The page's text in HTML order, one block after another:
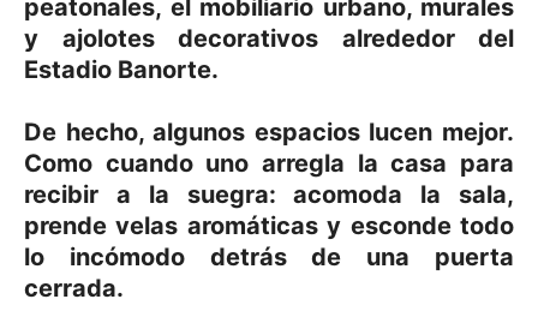
peatonales, el mobiliario urbano, murales
y ajolotes decorativos alrededor del
Estadio Banorte.
De hecho, algunos espacios lucen mejor.
Como cuando uno arregla la casa para
recibir a la suegra: acomoda la sala,
prende velas aromáticas y esconde todo
lo incómodo detrás de una puerta
cerrada.